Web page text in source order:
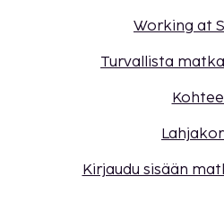
Working at
Turvallista
Kirjaudu sisään